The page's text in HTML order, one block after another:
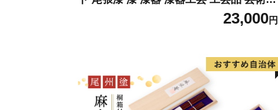
実用性 抗菌性 美味しく安全な食事 手作り
贈答用 くつろぎ おうち時間 プレゼント
23,000円